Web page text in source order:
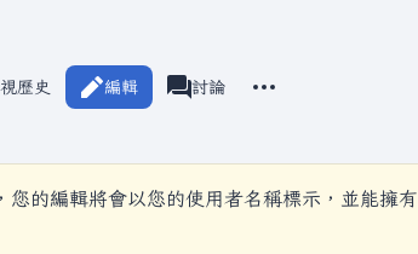
編輯
歷史 associated-pages
瓦爾海姆
討論
，您的編輯將會以您的使用者名稱標示，並能擁有